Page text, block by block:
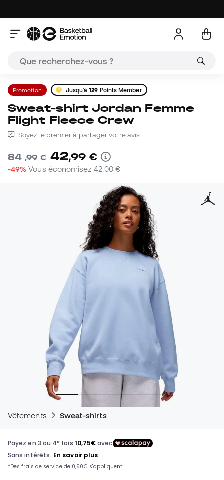
Promotion Jusqu'à129 Points Member
Sweat-shirt Jordan Femme
Flight Fleece Crew
Soyez le premier à partager votre avis
84,99 € 42,99 €
-49% Vous économisez 42,00 €
Vêtements Sweat-shirts